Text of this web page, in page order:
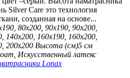
Care это технология
созданная на основе...
80х200, 90х190, 90х200,
140х200, 160х190, 160х200,
200х200 Высота (см)5 см
Искусственный латекс
Lonax